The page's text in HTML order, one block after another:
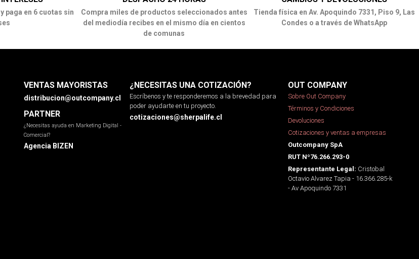
paga en 6 cuotas sin
Compra miles de productos seleccionados antes
del mediodía recibes en el mismo día en cientos
de comunas
Tienda física en Av. Apoquindo 7331, Piso 9, Las
Condes o a través de WhatsApp
VENTAS MAYORISTAS
distribucion@outcompany.cl
PARTNER
¿Necesitas ayuda en Marketing Digital -
Comercial?
Agencia BIZEN
¿NECESITAS UNA COTIZACIÓN?
Escríbenos y te responderemos a la brevedad para
poder ayudarte en tu proyecto.
cotizaciones@sherpalife.cl
OUT COMPANY
Sobre Out Company
Términos y Condiciones
Devoluciones
Cotizaciones y ventas a empresas
Outcompany SpA
RUT Nº76.266.293-0
Representante Legal: Cristobal
Octavio Alvarez Tapia - 16.366.285-k
- Av Apoquindo 7331